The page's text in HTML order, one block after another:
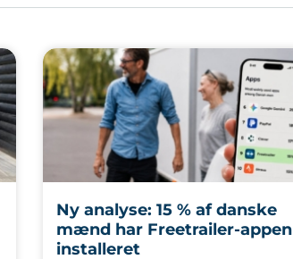
Ny analyse: 15 % af danske
mænd har Freetrailer-appen
installeret